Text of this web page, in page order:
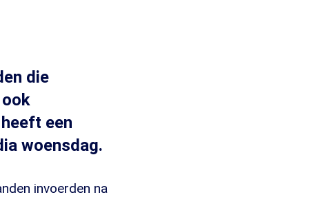
die
een
woensdag.
invoerden na